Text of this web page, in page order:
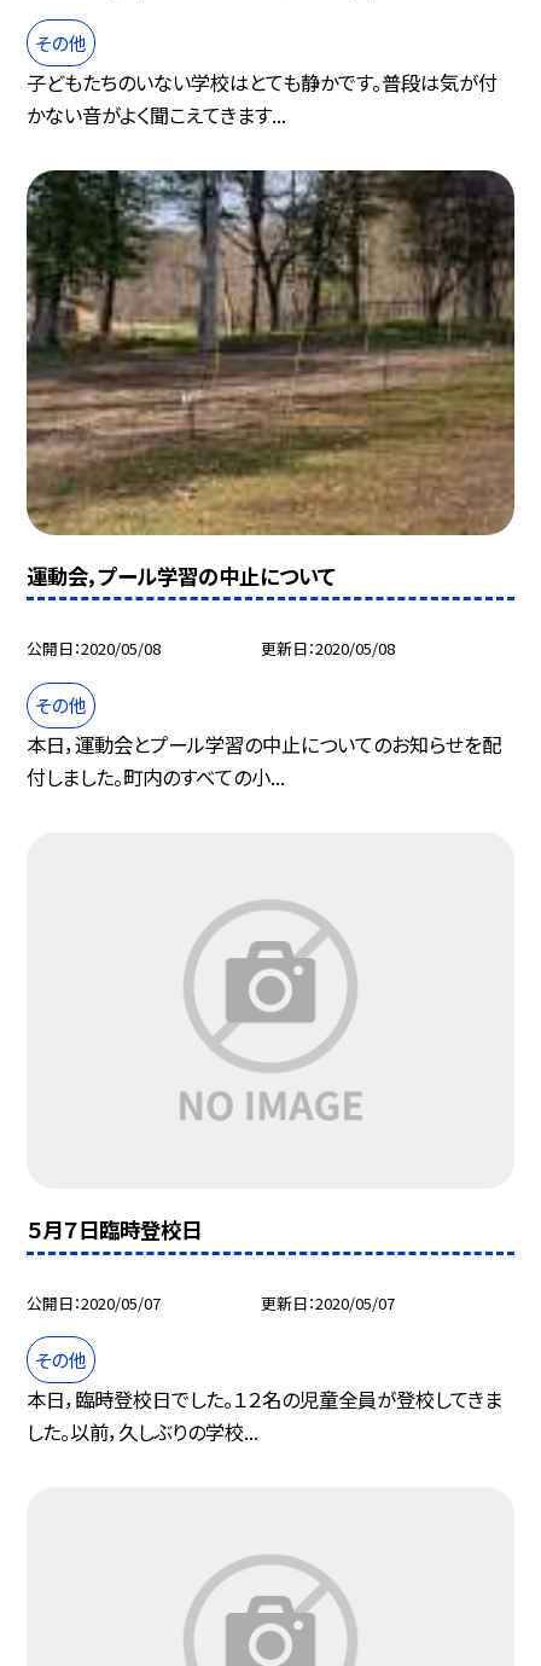
その他
子どもたちのいない学校はとても静かです。普段は気が付
かない音がよく聞こえてきます...
運動会，プール学習の中止について
公開日 2020/05/08 更新日 2020/05/08
その他
本日，運動会とプール学習の中止についてのお知らせを配
付しました。町内のすべての小...
５月７日臨時登校日
公開日 2020/05/07 更新日 2020/05/07
その他
本日，臨時登校日でした。１２名の児童全員が登校してきま
した。以前，久しぶりの学校...